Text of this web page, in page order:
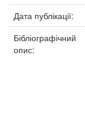
Дата публікації:
Бібліографічний
опис: